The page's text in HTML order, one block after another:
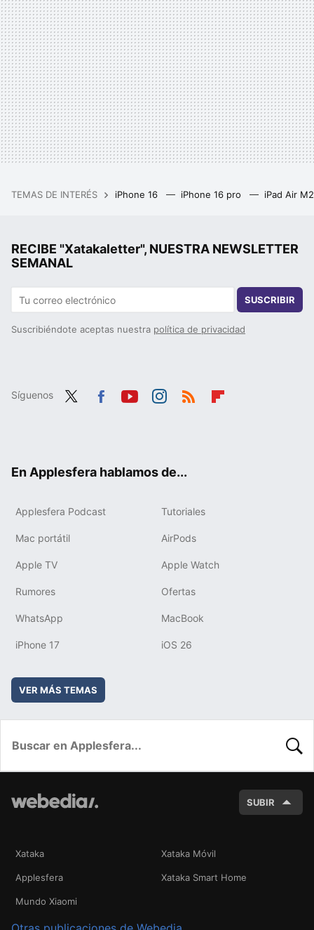
TEMAS DE INTERÉS iPhone 16 iPhone 16 pro iPad Air
RECIBE "Xatakaletter", NUESTRA NEWSLETTER
SEMANAL
SUSCRIBIR
Suscribiéndote aceptas nuestra política de privacidad
Síguenos
En Applesfera hablamos de...
Applesfera Podcast Tutoriales
Mac portátil AirPods
Apple TV Apple Watch
Rumores Ofertas
WhatsApp MacBook
iPhone 17 iOS 26
VER MÁS TEMAS
SUBIR
Xataka Xataka Móvil
Applesfera Xataka Smart Home
Mundo Xiaomi